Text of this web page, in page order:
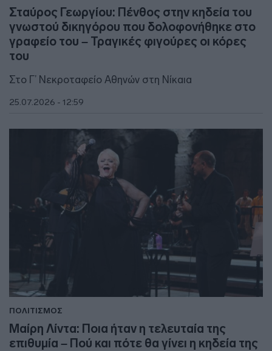
Σταύρος Γεωργίου: Πένθος στην κηδεία του
γνωστού δικηγόρου που δολοφονήθηκε στο
γραφείο του – Τραγικές φιγούρες οι κόρες
του
Στο Γ’ Νεκροταφείο Αθηνών στη Νίκαια
25.07.2026 - 12:59
ΠΟΛΙΤΙΣΜΟΣ
Μαίρη Λίντα: Ποια ήταν η τελευταία της
επιθυμία – Πού και πότε θα γίνει η κηδεία της